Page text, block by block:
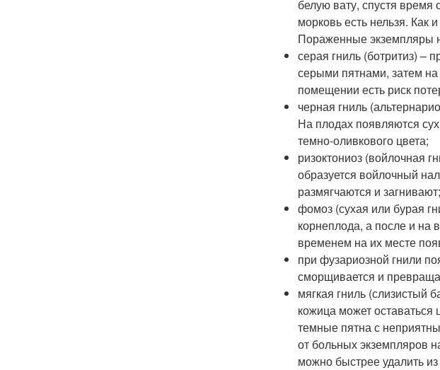
белую вату, спустя
морковь есть нельзя. Как
Пораженные экземпляры
серая гниль (ботритиз) –
серыми пятнами, затем
помещении есть риск
черная гниль
На плодах появляются
темно-оливкового цвета;
ризоктониоз (войлочная
образуется войлочный
размягчаются и загнивают;
фомоз (сухая или бурая
корнеплода, а после и на
временем на их месте
при фузариозной гнили
сморщивается и
мягкая гниль (слизистый
кожица может
темные пятна с
от больных экземпляров
можно быстрее удалить